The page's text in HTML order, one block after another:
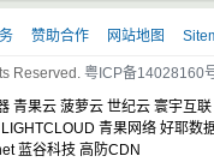
赞助合作 网站地图
Reserved. 粤ICP备14028160
青果云 菠萝云 世纪云 寰宇互联
LIGHTCLOUD 青果网络 好耶数
蓝谷科技 高防CDN